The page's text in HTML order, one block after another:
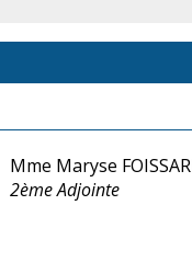
Mme Maryse
2ème Adjointe